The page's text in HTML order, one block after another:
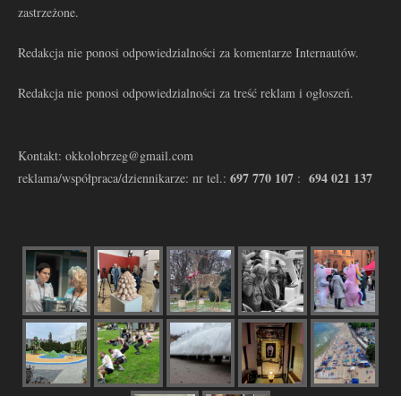
zastrzeżone.
Redakcja nie ponosi odpowiedzialności za komentarze Internautów.
Redakcja nie ponosi odpowiedzialności za treść reklam i ogłoszeń.
Kontakt: okkolobrzeg@gmail.com
reklama/współpraca/dziennikarze: nr tel.: 697 770 107 : 694 021 137